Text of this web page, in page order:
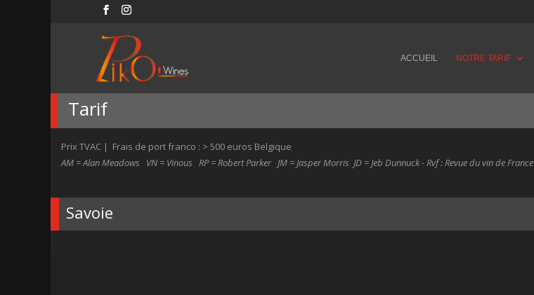
ACCUEIL NOTRE TARIF
Tarif
Prix TVAC | Frais de port franco : > 500 euros Belgique
AM = Alan Meadows VN = Vinous RP = Robert Parker JM = Jasper Morris JD = Jeb Dunnuck - Rvf : Revue du vin de France
Savoie